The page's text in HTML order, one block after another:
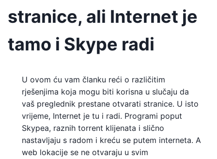
stranice, ali Internet je
tamo i Skype radi
U ovom ću vam članku reći o različitim
rješenjima koja mogu biti korisna u slučaju da
vaš preglednik prestane otvarati stranice. U isto
vrijeme, Internet je tu i radi. Programi poput
Skypea, raznih torrent klijenata i slično
nastavljaju s radom i kreću se putem interneta. A
web lokacije se ne otvaraju u svim